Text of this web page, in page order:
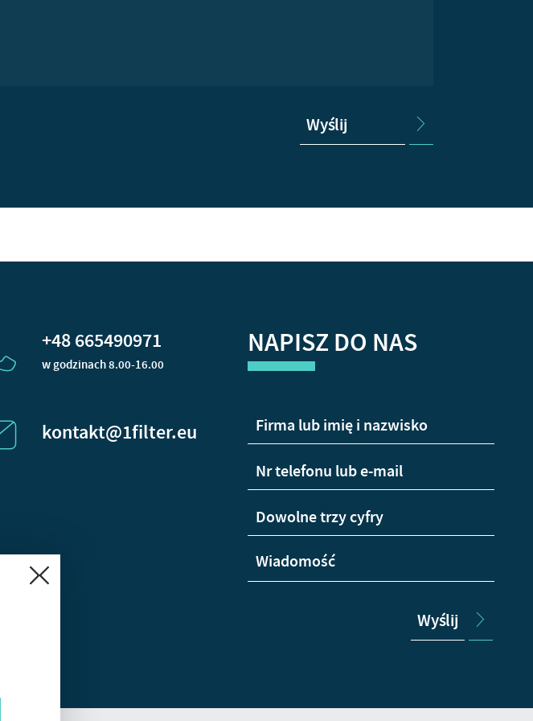
Wyślij
+48 665490971
w godzinach 8.00-16.00
kontakt@1filter.eu
NAPISZ DO NAS
Wyślij